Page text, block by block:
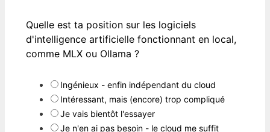
Quelle est ta position sur les logiciels
d'intelligence artificielle fonctionnant en local,
comme MLX ou Ollama ?
Ingénieux - enfin indépendant du cloud
Intéressant, mais (encore) trop compliqué
Je vais bientôt l'essayer
Je n'en ai pas besoin - le cloud me suffit